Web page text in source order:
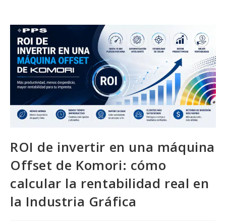
ROI de invertir en una máquina
Offset de Komori: cómo
calcular la rentabilidad real en
la Industria Gráfica